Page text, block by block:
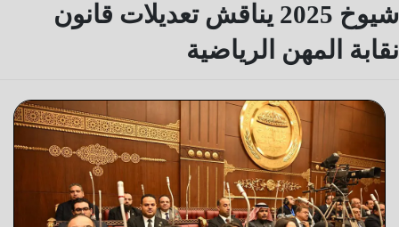
شيوخ 2025 يناقش تعديلات قانون
نقابة المهن الرياضية